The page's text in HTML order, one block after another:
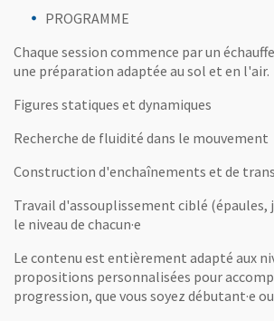
PROGRAMME
Chaque session commence par un
une préparation adaptée au sol et en l'air.
Figures statiques et dynamiques
Recherche de fluidité dans le mouvement
Construction d'enchaînements et de
Travail d'assouplissement ciblé (épaules,
le niveau de chacun·e
Le contenu est entièrement adapté aux
propositions personnalisées pour
progression, que vous soyez débutant·e